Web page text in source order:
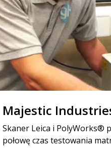
Majestic
Skaner Leica i PolyWorks®
połowę czas testowania